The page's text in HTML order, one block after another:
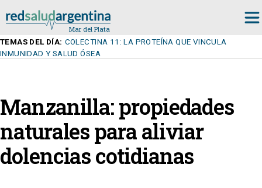
TEMAS DEL DÍA: COLECTINA 11: LA PROTEÍNA QUE VINCULA
INMUNIDAD Y SALUD ÓSEA
Manzanilla: propiedades
naturales para aliviar
dolencias cotidianas